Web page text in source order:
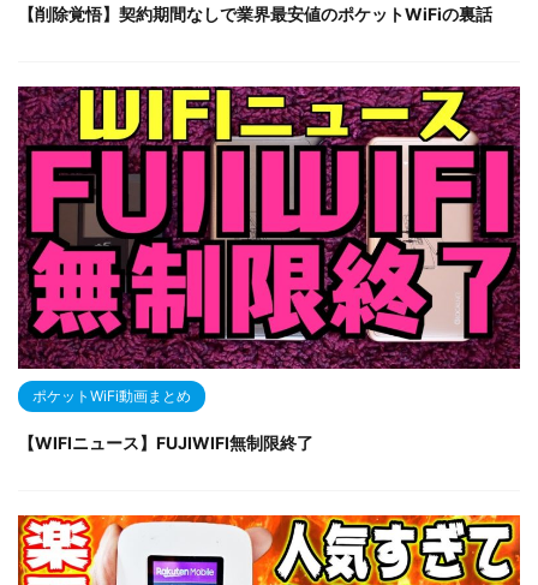
【削除覚悟】契約期間なしで業界最安値のポケットWiFiの裏話
ポケットWiFi動画まとめ
【WIFIニュース】FUJIWIFI無制限終了